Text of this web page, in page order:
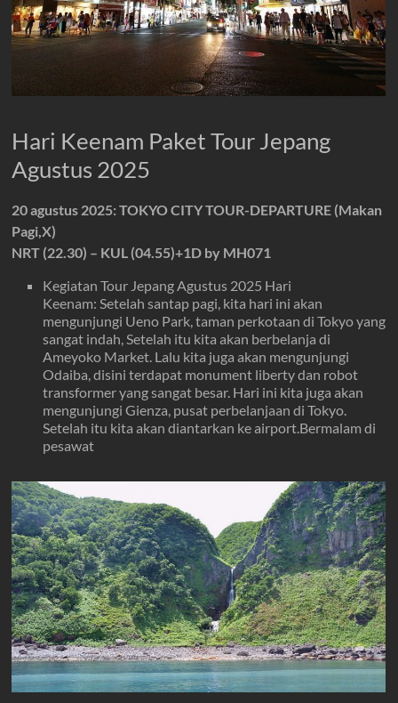
Hari Keenam Paket Tour Jepang
Agustus 2025
20 agustus 2025: TOKYO CITY TOUR-DEPARTURE (Makan
Pagi,X)
NRT (22.30) – KUL (04.55)+1D by MH071
Kegiatan Tour Jepang Agustus 2025 Hari
Keenam: Setelah santap pagi, kita hari ini akan
mengunjungi Ueno Park, taman perkotaan di Tokyo yang
sangat indah, Setelah itu kita akan berbelanja di
Ameyoko Market. Lalu kita juga akan mengunjungi
Odaiba, disini terdapat monument liberty dan robot
transformer yang sangat besar. Hari ini kita juga akan
mengunjungi Gienza, pusat perbelanjaan di Tokyo.
Setelah itu kita akan diantarkan ke airport.Bermalam di
pesawat